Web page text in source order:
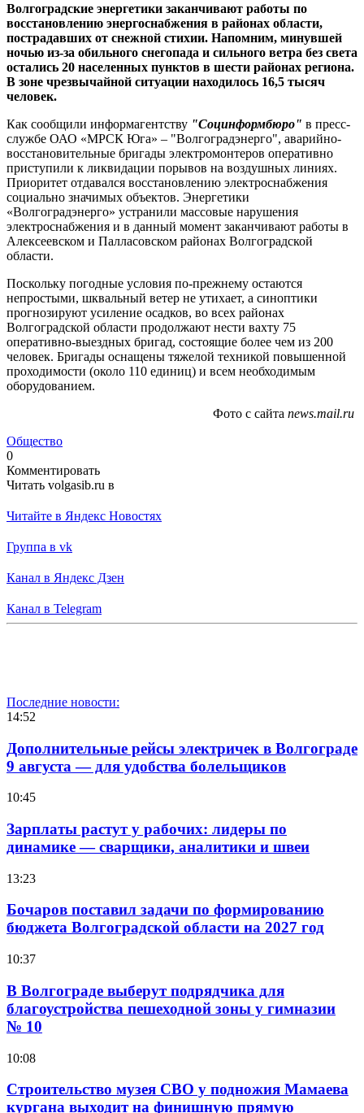
Волгоградские энергетики заканчивают работы по
восстановлению энергоснабжения в районах области,
пострадавших от снежной стихии. Напомним, минувшей
ночью из-за обильного снегопада и сильного ветра без света
остались 20 населенных пунктов в шести районах региона.
В зоне чрезвычайной ситуации находилось 16,5 тысяч
человек.
Как сообщили информагентству "Социнформбюро" в пресс-
службе ОАО «МРСК Юга» – "Волгоградэнерго", аварийно-
восстановительные бригады электромонтеров оперативно
приступили к ликвидации порывов на воздушных линиях.
Приоритет отдавался восстановлению электроснабжения
социально значимых объектов. Энергетики
«Волгоградэнерго» устранили массовые нарушения
электроснабжения и в данный момент заканчивают работы в
Алексеевском и Палласовском районах Волгоградской
области.
Поскольку погодные условия по-прежнему остаются
непростыми, шквальный ветер не утихает, а синоптики
прогнозируют усиление осадков, во всех районах
Волгоградской области продолжают нести вахту 75
оперативно-выездных бригад, состоящие более чем из 200
человек. Бригады оснащены тяжелой техникой повышенной
проходимости (около 110 единиц) и всем необходимым
оборудованием.
Фото с сайта news.mail.ru
Общество
0
Комментировать
Читать volgasib.ru в
Читайте в Яндекс Новостях
Группа в vk
Канал в Яндекс Дзен
Канал в Telegram
Последние новости:
14:52
Дополнительные рейсы электричек в Волгограде
9 августа — для удобства болельщиков
10:45
Зарплаты растут у рабочих: лидеры по
динамике — сварщики, аналитики и швеи
13:23
Бочаров поставил задачи по формированию
бюджета Волгоградской области на 2027 год
10:37
В Волгограде выберут подрядчика для
благоустройства пешеходной зоны у гимназии
№ 10
10:08
Строительство музея СВО у подножия Мамаева
кургана выходит на финишную прямую